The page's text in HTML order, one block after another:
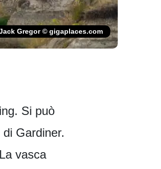
Gregor © gigaplaces.com
Si può
Gardiner.
vasca